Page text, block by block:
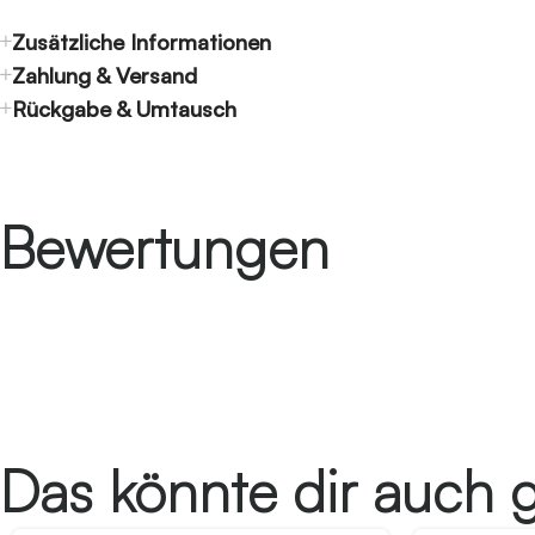
Zusätzliche Informationen
Zahlung & Versand
Rückgabe & Umtausch
Bewertungen
Das könnte dir auch